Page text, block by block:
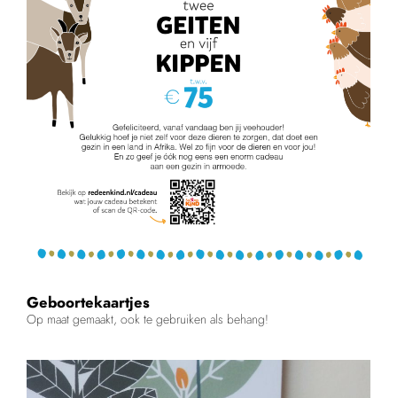
Geboortekaartjes
Op maat gemaakt, ook te gebruiken als behang!